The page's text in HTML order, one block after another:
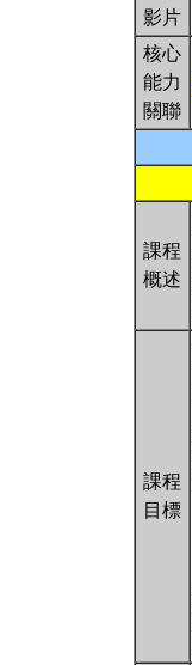
影片
核心
能力
關聯
課程
概述
課程
目標